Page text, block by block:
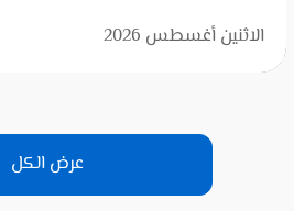
الاثنين أغسطس 2026
عرض الكل